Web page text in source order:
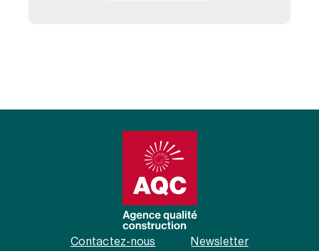
Contactez-nous
Newsletter